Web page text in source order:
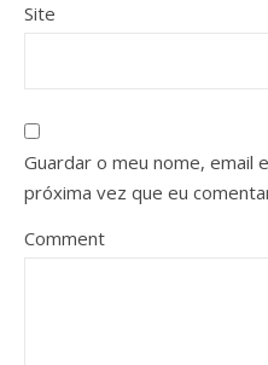
Site
Guardar o meu nome, email
próxima vez que eu
Comment